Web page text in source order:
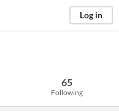
Log in
65
Following